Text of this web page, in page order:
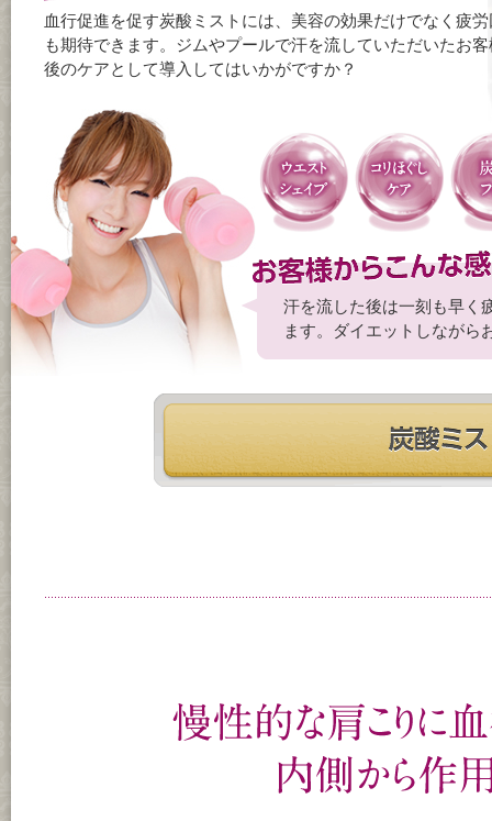
血行促進を促す炭酸ミストには、美容の効果だけでなく疲
も期待できます。ジムやプールで汗を流していただいたお
後のケアとして導入してはいかがですか？
汗を流した後は一刻も早く
ます。ダイエットしながら